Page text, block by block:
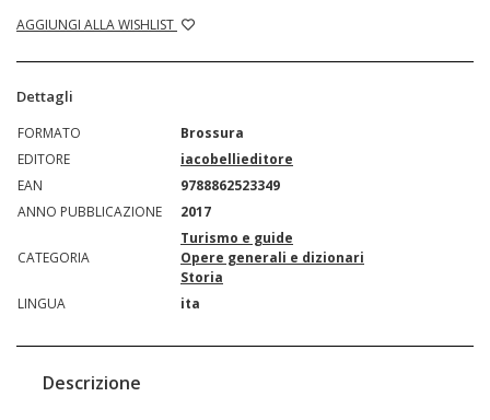
AGGIUNGI ALLA WISHLIST
Dettagli
FORMATO
Brossura
EDITORE
iacobellieditore
EAN
9788862523349
ANNO PUBBLICAZIONE
2017
CATEGORIA
Turismo e guide
Opere generali e dizionari
Storia
LINGUA
ita
Descrizione